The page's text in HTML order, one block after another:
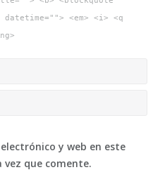
<em> <i> <q
y web en este
que comente.